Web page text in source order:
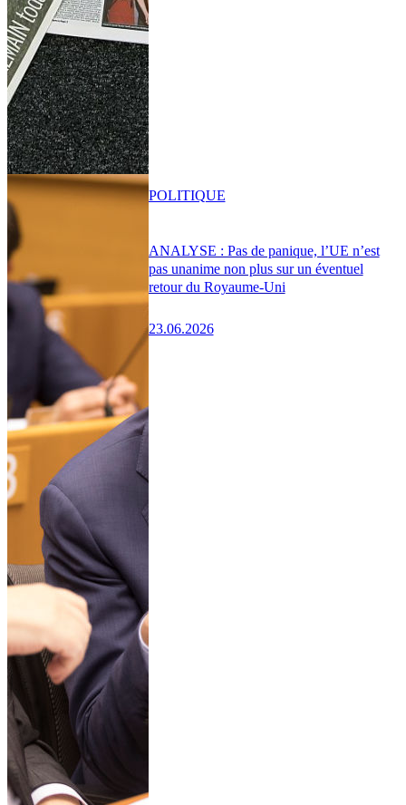
ANALYSE : Pas de panique, l’UE n’est
pas unanime non plus sur un éventuel
retour du Royaume-Uni
23.06.2026
POLITIQUE